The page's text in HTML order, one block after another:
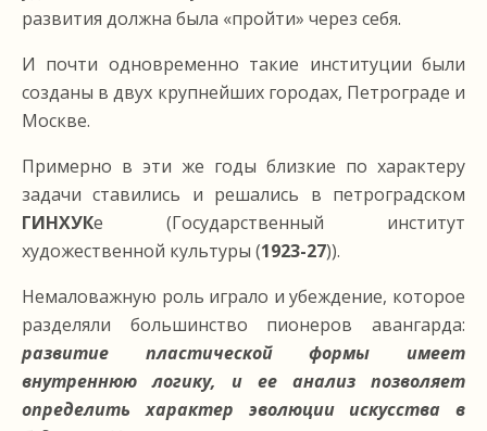
развития должна была «пройти» через себя.
И почти одновременно такие институции были
созданы в двух крупнейших городах, Петрограде и
Москве.
Примерно в эти же годы близкие по характеру
задачи ставились и решались в петроградском
ГИНХУКе (Государственный институт
художественной культуры (1923-27)).
Немаловажную роль играло и убеждение, которое
разделяли большинство пионеров авангарда:
развитие пластической формы имеет
внутреннюю логику, и ее анализ позволяет
определить характер эволюции искусства в